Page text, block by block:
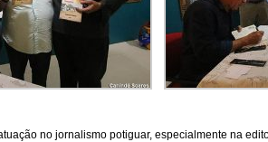
no jornalismo potiguar, especialmente na